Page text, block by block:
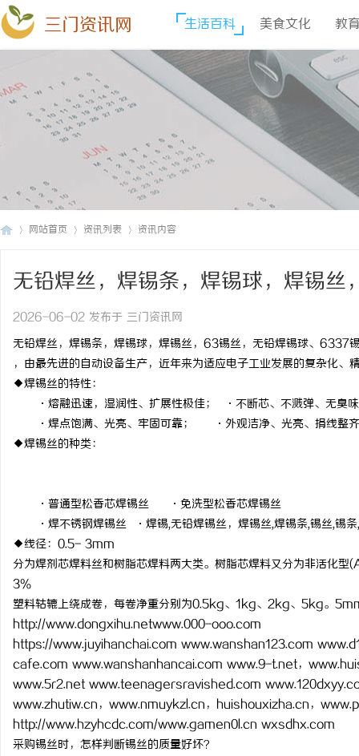
三门资讯网 生活百科 美食文化 教
网站首页 资讯列表 资讯内容
无铅焊丝，焊锡条，焊锡球，焊锡
条，巨一焊锡球
2026-06-02 发布于 三门资讯网
无铅焊丝，焊锡条，焊锡球，焊锡丝，63锡丝，无铅焊锡球、6337
，由最先进的自动设备生产，近年来为适应电子工业发展的复杂化
◆焊锡丝的特性：
·熔融迅速，湿润性、扩展性极佳； ·不断芯、不溅弹、无臭
·焊点饱满、光亮、牢固可靠； ·外观洁净、光亮、捐线整
◆焊锡丝的种类：
·普通型松香芯焊锡丝 ·免洗型松香芯焊锡丝
·焊不锈钢焊锡丝 ·焊锡,无铅焊锡丝，焊锡丝,焊锡条,锡丝,锡条,
◆线径：0.5- 3mm
分为焊剂芯焊料丝和树脂芯焊料两大类。树脂芯焊料又分为非活化
3％
塑料轱辘上绕成卷，每卷净重分别为0.5kg、1kg、2kg、5kg。
http://www.dongxihu.netwww.000-ooo.com
https://www.juyihanchai.com www.wanshan123.com
cafe.com www.wanshanhancai.com www.9-t.net，
www.5r2.net www.teenagersravished.com
www.zhutiw.cn，www.nmuykzl.cn，huishouxizha.cn，
http://www.hzyhcdc.com/www.gamen0l.cn wxsdhx.com
采购锡丝时，怎样判断锡丝的质量好坏？